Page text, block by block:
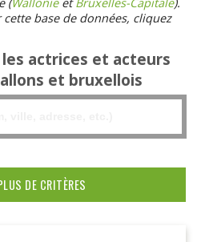
(WallonieetBruxelles-Capitale).
base de données, cliquez
actrices et acteurs
et bruxellois
DE CRITÈRES